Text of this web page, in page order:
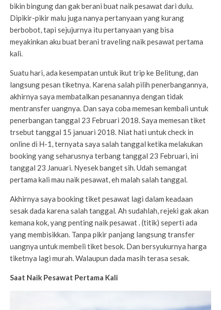
bikin bingung dan gak berani buat naik pesawat dari dulu.
Dipikir-pikir malu juga nanya pertanyaan yang kurang
berbobot, tapi sejujurnya itu pertanyaan yang bisa
meyakinkan aku buat berani traveling naik pesawat pertama
kali.
Suatu hari, ada kesempatan untuk ikut trip ke Belitung, dan
langsung pesan tiketnya. Karena salah pilih penerbangannya,
akhirnya saya membatalkan pesanannya dengan tidak
mentransfer uangnya. Dan saya coba memesan kembali untuk
penerbangan tanggal 23 Februari 2018. Saya memesan tiket
trsebut tanggal 15 januari 2018. Niat hati untuk check in
online di H-1, ternyata saya salah tanggal ketika melakukan
booking yang seharusnya terbang tanggal 23 Februari, ini
tanggal 23 Januari. Nyesek banget sih. Udah semangat
pertama kali mau naik pesawat, eh malah salah tanggal.
Akhirnya saya booking tiket pesawat lagi dalam keadaan
sesak dada karena salah tanggal. Ah sudahlah, rejeki gak akan
kemana kok, yang penting naik pesawat . (titik) seperti ada
yang membisikkan. Tanpa pikir panjang langsung transfer
uangnya untuk membeli tiket besok. Dan bersyukurnya harga
tiketnya lagi murah. Walaupun dada masih terasa sesak.
Saat Naik Pesawat Pertama Kali